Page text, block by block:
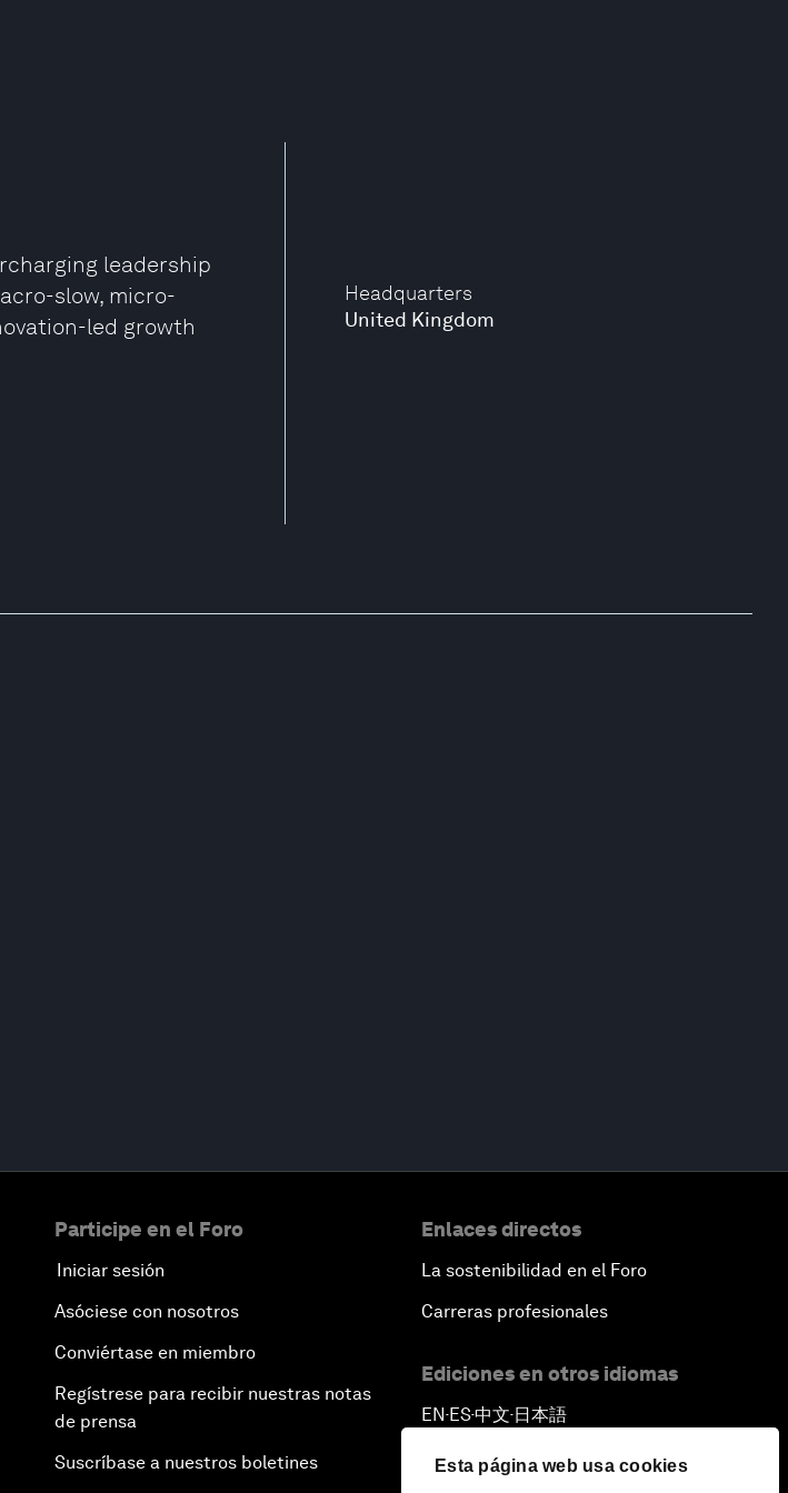
Esta página web usa cookies
Headquarters
United Kingdom
leadership
slow, micro-
led growth
Participe en el Foro
Iniciar sesión
Asóciese con nosotros
Conviértase en miembro
Regístrese para recibir nuestras notas
de prensa
Suscríbase a nuestros boletines
Enlaces directos
La sostenibilidad en el Foro
Carreras profesionales
Ediciones en otros idiomas
EN ▪ES▪中文▪ 日本語